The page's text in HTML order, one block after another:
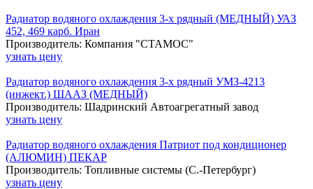
Радиатор водяного охлаждения 3-х рядный (МЕДНЫЙ) УАЗ
452, 469 карб. Иран
Производитель: Компания "СТАМОС"
узнать цену
Радиатор водяного охлаждения 3-х рядный УМЗ-4213
(инжект.) ШААЗ (МЕДНЫЙ)
Производитель: Шадринский Автоагрегатный завод
узнать цену
Радиатор водяного охлаждения Патриот под кондиционер
(АЛЮМИН) ПЕКАР
Производитель: Топливные системы (С.-Петербург)
узнать цену